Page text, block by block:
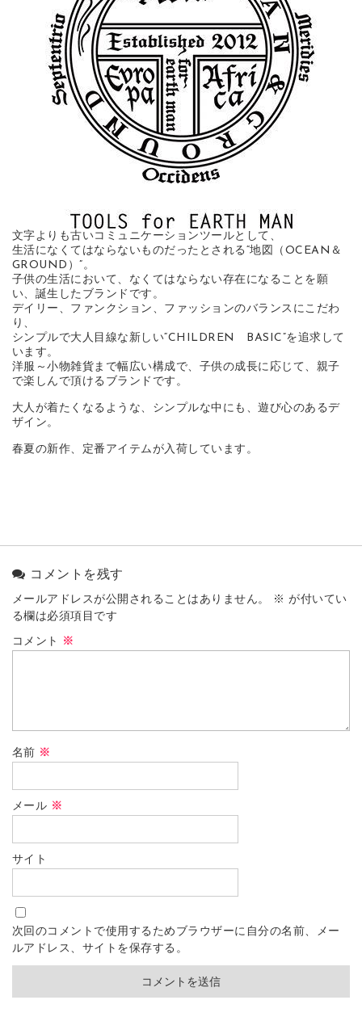
文字よりも古いコミュニケーションツールとして、
生活になくてはならないものだったとされる“地図（OCEAN＆
GROUND）”。
子供の生活において、なくてはならない存在になることを願
い、誕生したブランドです。
デイリー、ファンクション、ファッションのバランスにこだわ
り、
シンプルで大人目線な新しい“CHILDREN BASIC”を追求して
います。
洋服～小物雑貨まで幅広い構成で、子供の成長に応じて、親子
で楽しんで頂けるブランドです。
大人が着たくなるような、シンプルな中にも、遊び心のあるデ
ザイン。
春夏の新作、定番アイテムが入荷しています。
コメントを残す
メールアドレスが公開されることはありません。 ※ が付いてい
る欄は必須項目です
コメント ※
名前 ※
メール ※
サイト
次回のコメントで使用するためブラウザーに自分の名前、メー
ルアドレス、サイトを保存する。